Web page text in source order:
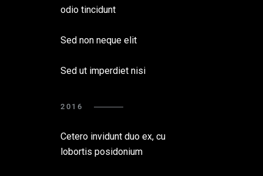
odio tincidunt
Sed non neque elit
Sed ut imperdiet nisi
2016
Cetero invidunt duo ex, cu
lobortis posidonium